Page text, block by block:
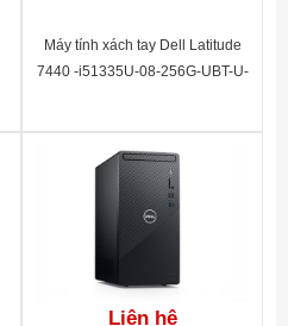
Máy tính xách tay Dell Latitude
7440 -i51335U-08-256G-UBT-U-
Liên hệ